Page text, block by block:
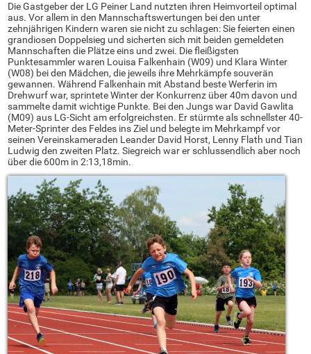
Die Gastgeber der LG Peiner Land nutzten ihren Heimvorteil optimal
aus. Vor allem in den Mannschaftswertungen bei den unter
zehnjährigen Kindern waren sie nicht zu schlagen: Sie feierten einen
grandiosen Doppelsieg und sicherten sich mit beiden gemeldeten
Mannschaften die Plätze eins und zwei. Die fleißigsten
Punktesammler waren Louisa Falkenhain (W09) und Klara Winter
(W08) bei den Mädchen, die jeweils ihre Mehrkämpfe souverän
gewannen. Während Falkenhain mit Abstand beste Werferin im
Drehwurf war, sprintete Winter der Konkurrenz über 40m davon und
sammelte damit wichtige Punkte. Bei den Jungs war David Gawlita
(M09) aus LG-Sicht am erfolgreichsten. Er stürmte als schnellster 40-
Meter-Sprinter des Feldes ins Ziel und belegte im Mehrkampf vor
seinen Vereinskameraden Leander David Horst, Lenny Flath und Tian
Ludwig den zweiten Platz. Siegreich war er schlussendlich aber noch
über die 600m in 2:13,18min.